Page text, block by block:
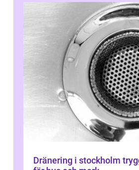
Dränering i stockholm tryggare grund